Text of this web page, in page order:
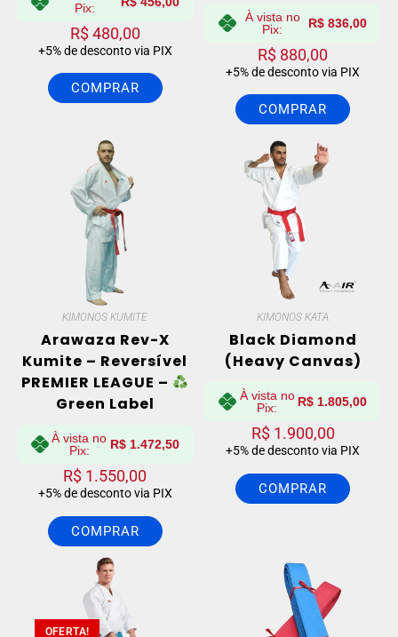
Pix:
R$480,00
+5% de desconto via PIX
COMPRAR
À vista no
Pix:
R$ 836,00
R$ 880,00
+5% de desconto via PIX
COMPRAR
KIMONOS KUMITE
Arawaza Rev-X
Kumite – Reversível
PREMIER LEAGUE –
Green Label
À vista no
Pix:
R$1.472,50
R$ 1.550,00
+5% de desconto via PIX
COMPRAR
KIMONOS KATA
Black Diamond
(Heavy Canvas)
À vista no
Pix:
R$ 1.805,00
R$1.900,00
+5% de desconto via PIX
COMPRAR
OFERTA!